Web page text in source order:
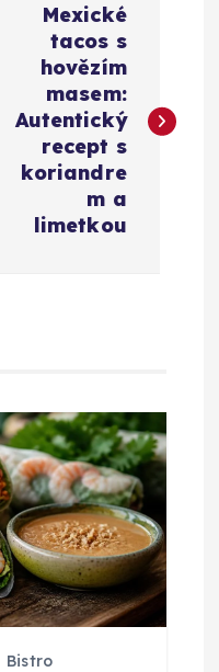
Mexické
tacos s
hovězím
masem:
Autentický
recept s
koriandre
m a
limetkou
Bistro